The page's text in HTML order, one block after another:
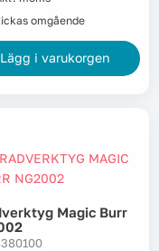
omgående
Lägg i varukorgen
Magic Burr